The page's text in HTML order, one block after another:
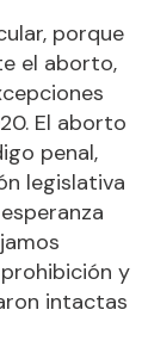
porque
el aborto,
El aborto
penal,
legislativa
y
intactas